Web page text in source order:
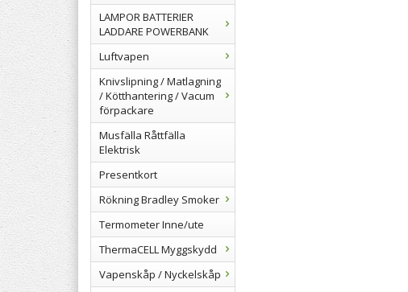
LAMPOR BATTERIER
LADDARE POWERBANK
Luftvapen
Knivslipning / Matlagning
/ Kötthantering / Vacum
förpackare
Musfälla Råttfälla
Elektrisk
Presentkort
Rökning Bradley Smoker
Termometer Inne/ute
ThermaCELL Myggskydd
Vapenskåp / Nyckelskåp